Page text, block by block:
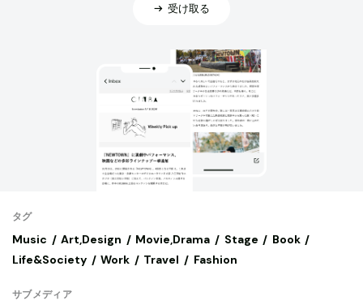
受け取る
タグ
Music Art,Design Movie,Drama Stage
Book
Life&Society
Work Travel Fashion
サブメディア